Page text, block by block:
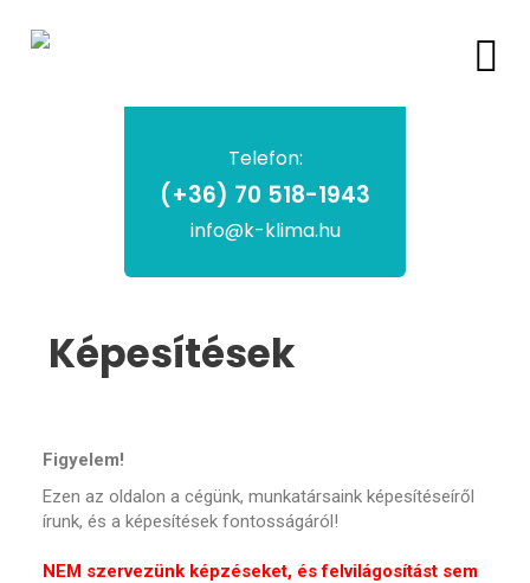
Telefon:
(+36) 70 518-1943
info@k-klima.hu
Képesítések
Figyelem!
Ezen az oldalon a cégünk, munkatársaink képesítéseíről
írunk, és a képesítések fontosságáról!
NEM szervezünk képzéseket, és felvilágosítást sem